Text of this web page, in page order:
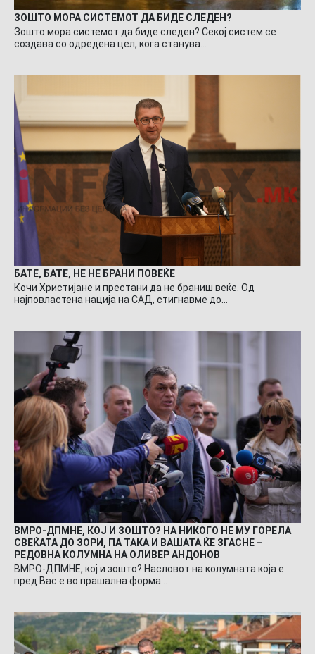
ЗОШТО МОРА СИСТЕМОТ ДА БИДЕ СЛЕДЕН?
Зошто мора системот да биде следен? Секој систем се
создава со одредена цел, кога станува…
БАТЕ, БАТЕ, НЕ НЕ БРАНИ ПОВЕЌЕ
Кочи Христијане и престани да не браниш веќе. Од
најповластена нација на САД, стигнавме до…
ВМРО-ДПМНЕ, КОЈ И ЗОШТО? НА НИКОГО НЕ МУ ГОРЕЛА
СВЕЌАТА ДО ЗОРИ, ПА ТАКА И ВАШАТА ЌЕ ЗГАСНЕ –
РЕДОВНА КОЛУМНА НА ОЛИВЕР АНДОНОВ
ВМРО-ДПМНЕ, кој и зошто? Насловот на колумната која е
пред Вас е во прашална форма…